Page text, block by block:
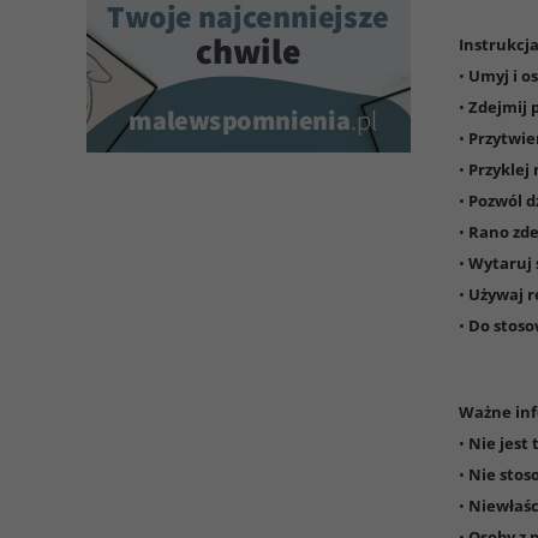
• Umyj i
• Zdejmij
•
• Przyklej
• Pozwól
• Rano
• Wytaruj
• Używaj
• Do
Ważne
• Nie jest
• Nie
•